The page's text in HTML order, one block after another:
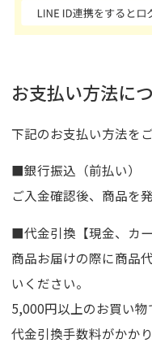
お支払い方法に
下記のお支払い方法を
■銀行振込（前払い）
ご入金確認後、商品を
■代金引換【現金、カ
商品お届けの際に商品
いください。
5,000円以上のお買い物
代金引換手数料がかか